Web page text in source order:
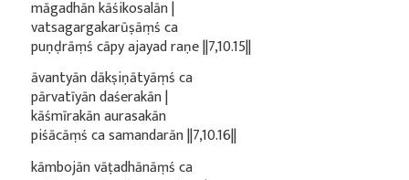
māgadhān kāśikosalān |
vatsagargakarūṣāṃś ca
puṇḍrāṃś cāpy ajayad raṇe ||7,10.15||
āvantyān dākṣiṇātyāṃś ca
pārvatīyān daśerakān |
kāśmīrakān aurasakān
piśācāṃś ca samandarān ||7,10.16||
kāmbojān vāṭadhānāṃś ca